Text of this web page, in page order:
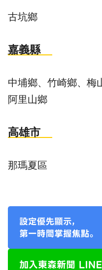
古坑鄉
嘉義縣
中埔鄉、竹崎鄉、梅
阿里山鄉
高雄市
那瑪夏區